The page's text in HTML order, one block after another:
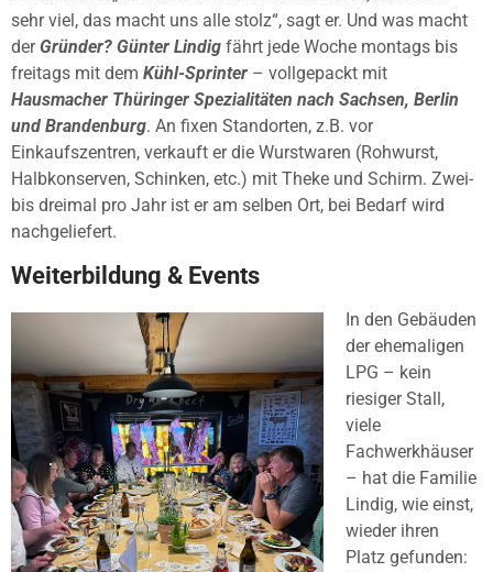
sehr viel, das macht uns alle stolz“, sagt er. Und was macht
derGründer? Günter Lindig fährt jede Woche montags bis
freitags mit dem Kühl-Sprinter – vollgepackt mit
Hausmacher Thüringer Spezialitäten nach Sachsen, Berlin
und Brandenburg. An fixen Standorten, z.B. vor
Einkaufszentren, verkauft er die Wurstwaren (Rohwurst,
Halbkonserven, Schinken, etc.) mit Theke und Schirm. Zwei-
bis dreimal pro Jahr ist er am selben Ort, bei Bedarf wird
nachgeliefert.
Weiterbildung & Events
In den Gebäuden
der ehemaligen
LPG – kein
riesiger Stall,
viele
Fachwerkhäuser
– hat die Familie
Lindig, wie einst,
wieder ihren
Platz gefunden: